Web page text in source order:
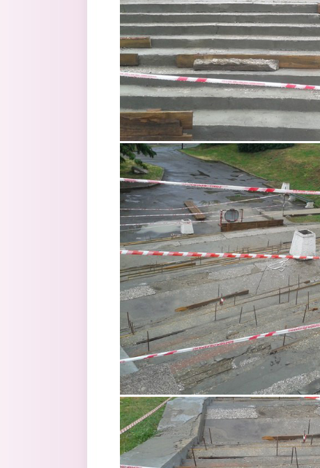
1ngtppche-a.jpg
asf_wmqd_2a.jpg